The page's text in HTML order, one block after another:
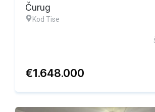
Čurug
Kod Tise
€1.648.000